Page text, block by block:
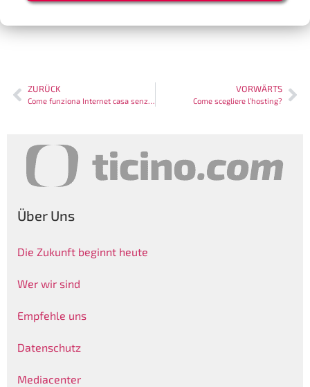
ZURÜCK
Come funziona Internet casa senza linea fissa?
VORWÄRTS
Come scegliere l’hosting?
Über Uns
Die Zukunft beginnt heute
Wer wir sind
Empfehle uns
Datenschutz
Mediacenter